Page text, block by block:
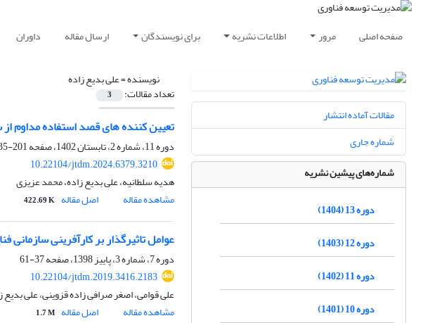
صفحه اصلی مرور اطلاعات نشریه برای نویسندگان ارسال مقاله داوران
نویسنده =علی بدیع زاده
تعداد مقالات: 3
تعیین کننده های قصد استفاده مداوم
دوره 11، شماره 2، تابستان 1402، صفحه
201-235
10.22104/jtdm.2024.6379.3210
هدیه سلطانیه، علی بدیع زاده، محمد عزیزی
مشاهده مقاله
اصل مقاله 422.69 K
عوامل تاثیرگذار بر کارآفرینی سازمانی
دوره 7، شماره 3، پاییز 1398، صفحه
37-61
10.22104/jtdm.2019.3416.2183
علی قوامی، اصغر صرافی زاده قزوینی، علی بدیع
مشاهده مقاله
اصل مقاله 1.7 M
مقالات آماده انتشار
شماره جاری
شماره‌های پیشین نشریه
دوره 13 (1404)
دوره 12 (1403)
دوره 11 (1402)
دوره 10 (1401)